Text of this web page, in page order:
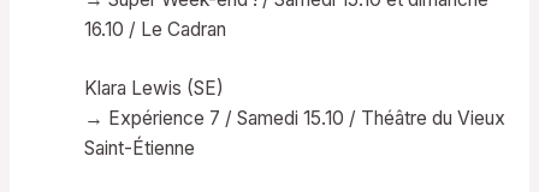
16.10 / Le Cadran
Klara Lewis (SE)
→ Expérience 7 / Samedi 15.10 / Théâtre du Vieux
Saint-Étienne